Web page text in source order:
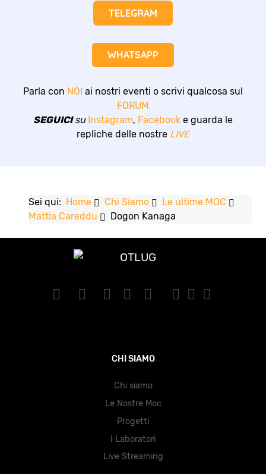
TELEGRAM
WHATSAPP
Parla con NOI ai nostri eventi o scrivi qualcosa sul
FORUM
SEGUICIsu Instagram, Facebook e guarda le
repliche delle nostre LIVE
Sei qui: Home Chi Siamo
Le ultime MOC
Mattia Careddu
Dogon Kanaga
CHI SIAMO
Chi siamo
Le Nostre Moc
Progetti
I Laboratori
Live Streaming